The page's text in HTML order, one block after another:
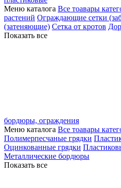
Меню каталога Все тоавары
растений Ограждающие сетки
(затеняющие) Сетка от кротов
Показать все
бордюры, ограждения
Меню каталога Все тоавары
Полимерпесчаные грядки
Оцинкованные грядки
Металлические бордюры
Показать все